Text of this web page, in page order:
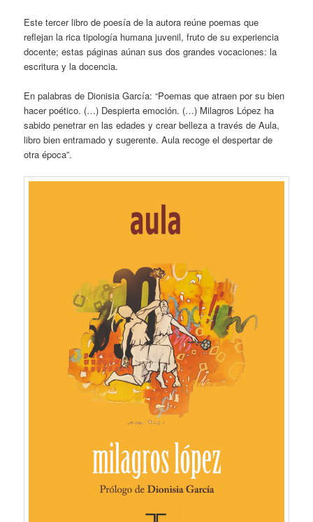
Este tercer libro de poesía de la autora reúne poemas que
reflejan la rica tipología humana juvenil, fruto de su experiencia
docente; estas páginas aúnan sus dos grandes vocaciones: la
escritura y la docencia.
En palabras de Dionisia García: “Poemas que atraen por su bien
hacer poético. (…) Despierta emoción. (…) Milagros López ha
sabido penetrar en las edades y crear belleza a través de Aula,
libro bien entramado y sugerente. Aula recoge el despertar de
otra época”.